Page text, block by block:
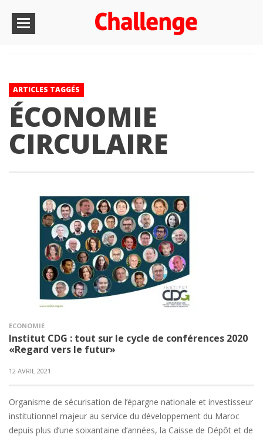
ARTICLES TAGGÉS
ÉCONOMIE
CIRCULAIRE
ECONOMIE
Institut CDG : tout sur le cycle de conférences 2020
«Regard vers le futur»
12 AVRIL 2021
Organisme de sécurisation de l’épargne nationale et investisseur
institutionnel majeur au service du développement du Maroc
depuis plus d’une soixantaine d’années, la Caisse de Dépôt et de